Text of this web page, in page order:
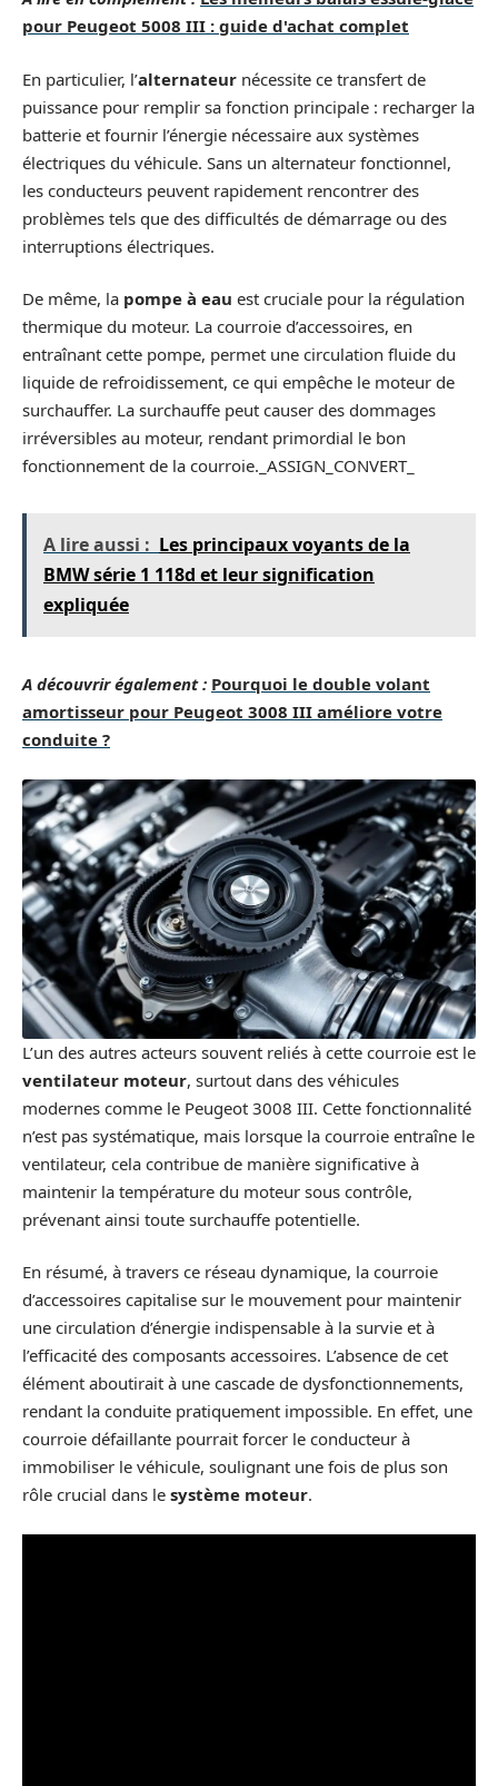
pour Peugeot 5008 III : guide d'achat complet
En particulier, l’alternateur nécessite ce transfert de
puissance pour remplir sa fonction principale : recharger la
batterie et fournir l’énergie nécessaire aux systèmes
électriques du véhicule. Sans un alternateur fonctionnel,
les conducteurs peuvent rapidement rencontrer des
problèmes tels que des difficultés de démarrage ou des
interruptions électriques.
De même, la pompe à eau est cruciale pour la régulation
thermique du moteur. La courroie d’accessoires, en
entraînant cette pompe, permet une circulation fluide du
liquide de refroidissement, ce qui empêche le moteur de
surchauffer. La surchauffe peut causer des dommages
irréversibles au moteur, rendant primordial le bon
fonctionnement de la courroie._ASSIGN_CONVERT_
A lire aussi : Les principaux voyants de la
BMW série 1 118d et leur signification
expliquée
A découvrir également : Pourquoi le double volant
amortisseur pour Peugeot 3008 III améliore votre
conduite ?
L’un des autres acteurs souvent reliés à cette courroie est le
ventilateur moteur, surtout dans des véhicules
modernes comme le Peugeot 3008 III. Cette fonctionnalité
n’est pas systématique, mais lorsque la courroie entraîne le
ventilateur, cela contribue de manière significative à
maintenir la température du moteur sous contrôle,
prévenant ainsi toute surchauffe potentielle.
En résumé, à travers ce réseau dynamique, la courroie
d’accessoires capitalise sur le mouvement pour maintenir
une circulation d’énergie indispensable à la survie et à
l’efficacité des composants accessoires. L’absence de cet
élément aboutirait à une cascade de dysfonctionnements,
rendant la conduite pratiquement impossible. En effet, une
courroie défaillante pourrait forcer le conducteur à
immobiliser le véhicule, soulignant une fois de plus son
rôle crucial dans le système moteur.